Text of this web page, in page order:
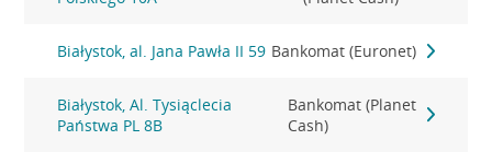
Białystok, al. Jana Pawła II 59 Bankomat (Euronet)
Białystok, Al. Tysiąclecia
Państwa PL 8B
Bankomat (Planet
Cash)